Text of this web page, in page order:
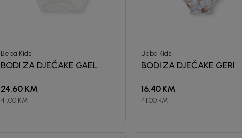
Beba Kids
BODI ZA DJEČAKE GAEL
24,60 KM
41,00KM
Beba Kids
BODI ZA DJEČAKE GERI
16,40 KM
41,00KM